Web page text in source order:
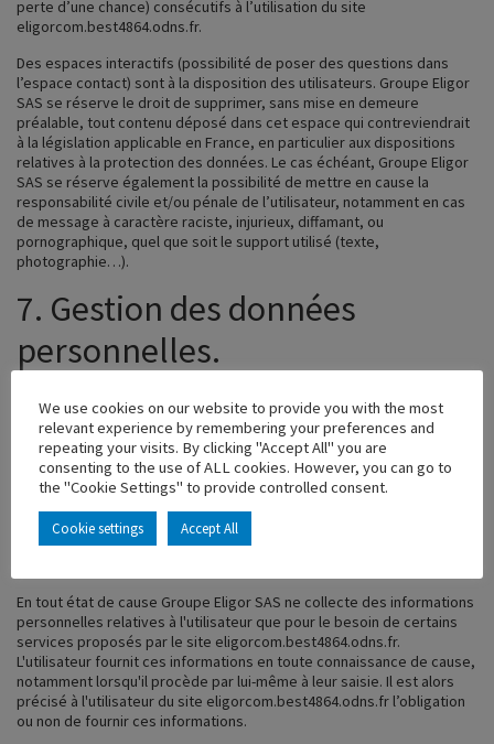
perte d’une chance) consécutifs à l’utilisation du site
eligorcom.best4864.odns.fr.
Des espaces interactifs (possibilité de poser des questions dans
l’espace contact) sont à la disposition des utilisateurs. Groupe Eligor
SAS se réserve le droit de supprimer, sans mise en demeure
préalable, tout contenu déposé dans cet espace qui contreviendrait
à la législation applicable en France, en particulier aux dispositions
relatives à la protection des données. Le cas échéant, Groupe Eligor
SAS se réserve également la possibilité de mettre en cause la
responsabilité civile et/ou pénale de l’utilisateur, notamment en cas
de message à caractère raciste, injurieux, diffamant, ou
pornographique, quel que soit le support utilisé (texte,
photographie…).
7. Gestion des données
personnelles.
la loi n° 78-87 du 6 janvier 1978, la loi n° 2004-801 du 6 août 2004,
l'article L. 226-13 du Code pénal et la Directive Européenne du 24
octobre 1995.
A l'occasion de l'utilisation du siteeligorcom.best4864.odns.fr
l'utilisateur a accédé au siteeligorcom.best4864.odns.fr
fournisseur d'accès de l'utilisateur, l'adresse de protocole Internet
En tout état de cause Groupe Eligor SAS ne collecte des informations
personnelles relatives à l'utilisateur que pour le besoin de certains
services proposés par le site eligorcom.best4864.odns.fr.
L'utilisateur fournit ces informations en toute connaissance de cause,
notamment lorsqu'il procède par lui-même à leur saisie. Il est alors
précisé à l'utilisateur du site eligorcom.best4864.odns.fr l’obligation
ou non de fournir ces informations.
We use cookies on our website to provide you with the most
relevant experience by remembering your preferences and
repeating your visits. By clicking "Accept All" you are
consenting to the use of ALL cookies. However, you can go to
the "Cookie Settings" to provide controlled consent.
Cookie settings Accept All